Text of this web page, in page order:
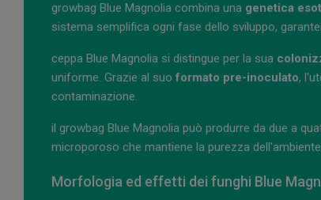
growbag Blue Magnolia combina una genetica
sistema semplifica ogni fase dello sviluppo,
ceppa Blue Magnolia si distingue per la sua
uniforme. Grazie al suoformato pre-inoculato,
contaminazione.
il growbag Blue Magnolia può produrre da due a
microporoso che mantiene la purezza
Morfologia ed effetti dei funghi Blue